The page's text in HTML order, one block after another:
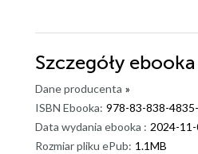
Szczegóły ebooka
Dane producenta »
ISBN Ebooka: 978-83-838-
Data wydania ebooka : 2024-11-
Rozmiar pliku ePub: 1.1MB